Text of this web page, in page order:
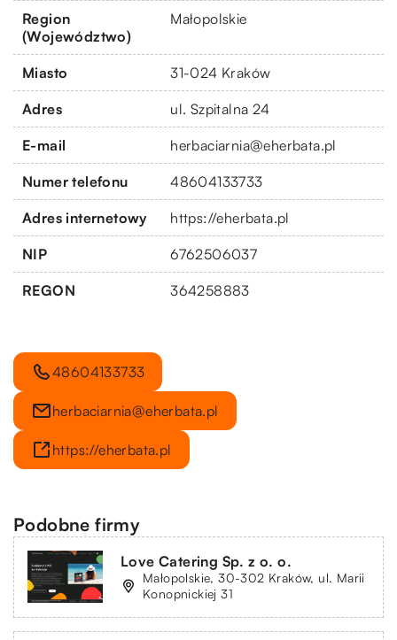
Region
(Województwo)
Małopolskie
Miasto 31-024 Kraków
Adres ul. Szpitalna 24
E-mail herbaciarnia@eherbata.pl
Numer telefonu 48604133733
Adres internetowy https://eherbata.pl
NIP 6762506037
REGON 364258883
48604133733
herbaciarnia@eherbata.pl
https://eherbata.pl
Podobne firmy
Love Catering Sp. z o. o.
Małopolskie, 30-302 Kraków, ul. Marii
Konopnickiej 31